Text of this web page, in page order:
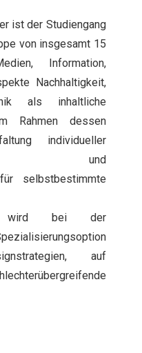
ist der Studiengang
von insgesamt 15
Information,
Nachhaltigkeit,
als inhaltliche
Rahmen dessen
individueller
und
für selbstbestimmte
wird bei der
auf